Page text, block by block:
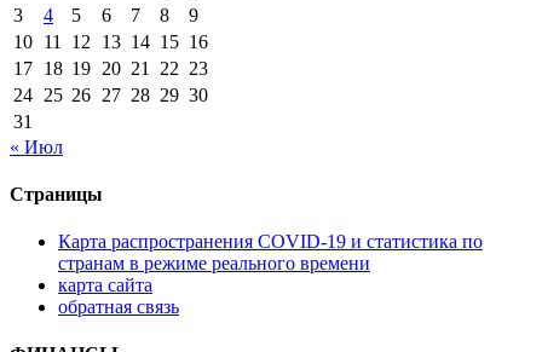
3
4 5 6 7 8
9
10 11 12 13 14 15 16
17 18 19 20 21 22 23
24 25 26 27 28 29 30
31
« Июл
Страницы
Карта распространения COVID-19 и статистика по
странам в режиме реального времени
карта сайта
обратная связь